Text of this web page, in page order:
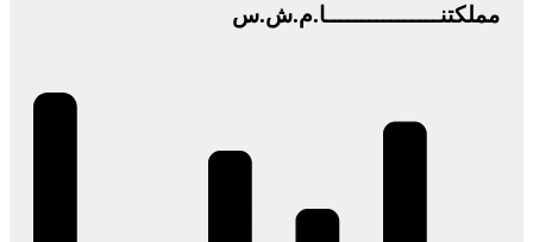
مملكتنــــــــــــــــا.م.ش.س